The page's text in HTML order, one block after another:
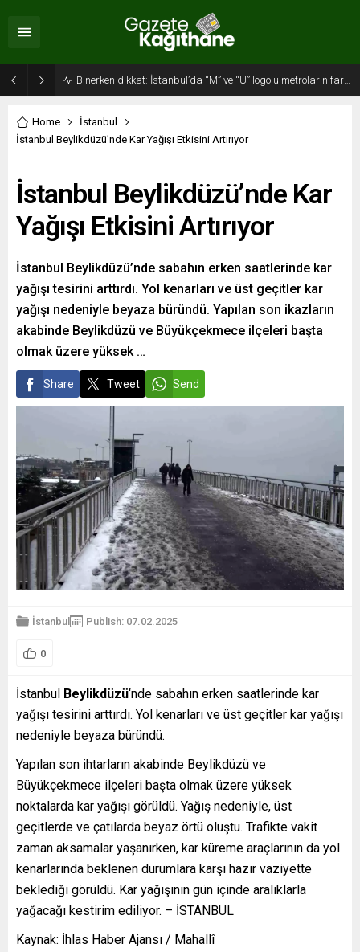
Home
İstanbul
İstanbul Beylikdüzü’nde Kar Yağışı Etkisini Artırıyor
İstanbul Beylikdüzü’nde Kar
Yağışı Etkisini Artırıyor
İstanbul Beylikdüzü’nde sabahın erken saatlerinde kar
yağışı tesirini arttırdı. Yol kenarları ve üst geçitler kar
yağışı nedeniyle beyaza büründü. Yapılan son ikazların
akabinde Beylikdüzü ve Büyükçekmece ilçeleri başta
olmak üzere yüksek …
Share Tweet Send
İstanbul Publish: 07.02.2025
0
İstanbul Beylikdüzü‘nde sabahın erken saatlerinde kar
yağışı tesirini arttırdı. Yol kenarları ve üst geçitler kar yağışı
nedeniyle beyaza büründü.
Yapılan son ihtarların akabinde Beylikdüzü ve
Büyükçekmece ilçeleri başta olmak üzere yüksek
noktalarda kar yağışı görüldü. Yağış nedeniyle, üst
geçitlerde ve çatılarda beyaz örtü oluştu. Trafikte vakit
zaman aksamalar yaşanırken, kar küreme araçlarının da yol
kenarlarında beklenen durumlara karşı hazır vaziyette
beklediği görüldü. Kar yağışının gün içinde aralıklarla
yağacağı kestirim ediliyor. – İSTANBUL
Kaynak: İhlas Haber Ajansı / Mahallî